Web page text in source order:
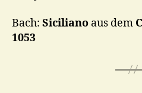
Bach: Siciliano aus dem
1053